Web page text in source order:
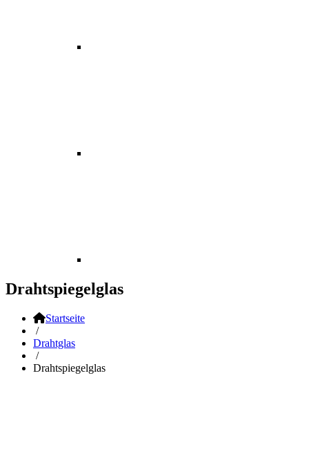
Drahtspiegelglas
Startseite
/
Drahtglas
/
Drahtspiegelglas